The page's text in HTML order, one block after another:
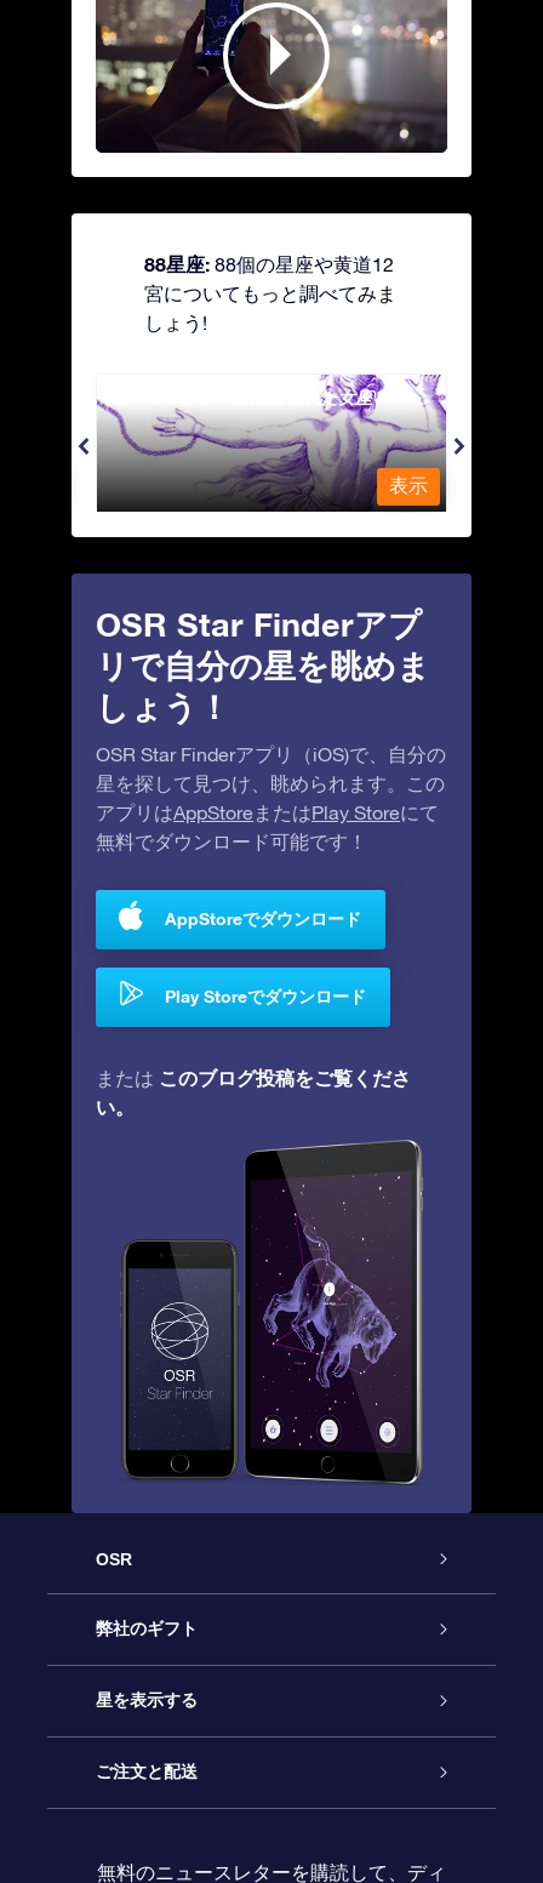
88星座: 88個の星座や黄道12
宮についてもっと調べてみま
しょう!
Andromeda - 鎖で縛られた女座
表示
OSR Star Finderアプ
リで自分の星を眺めま
しょう！
OSR Star Finderアプリ（iOS)で、自分の
星を探して見つけ、眺められます。この
アプリはAppStore またはPlay Storeにて
無料でダウンロード可能です！
AppStoreでダウンロード
Play Storeでダウンロード
または このブログ投稿をご覧くださ
い。
OSR
カスタマーサービス
お問い合わせ
ブログ
弊社のギフト
Online Starギフト
OSRギフトパック
星を表示する
星の登録
ご注文と配送
無料のニュースレターを購読して、ディ